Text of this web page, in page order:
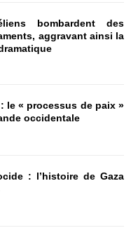
bombardent des
aggravant ainsi la
le « processus de paix »
occidentale
: l’histoire de Gaza